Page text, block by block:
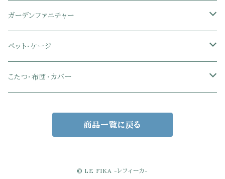
シングル
シングル
セミダブル
ダブル
ダブル
クイーン
キング
サイドワゴン・チェスト
木製デスク
ガラスデスク
幅101～120cmデスク
幅121～160cmデスク
メッシュオフィスチェア
革・レザー・合皮チェア
スチール脚チェア
木脚チェア
トイレ用品
トイレットペーパーホルダー
バス用品・バスマット
コーヒーサーバー
エコバッグ
玄関小物・傘
おもちゃ・キッズ収納
学習机・学習椅子
チェア・ベビーチェア・ソファ
その他のキッズ家具
シーリングファンライト
ペンダントライト
スポットライト
ドレープカーテン
レースカーテン
カーテンセット
ガーデンファニチャー
ガーデンフェンス・アーチ
ガーデンテーブル・チェア・ベンチ
サンシェード・日よけ
ペット・ケージ
ケージ
こたつ・布団・カバー
商品一覧に戻る
© LE FIKA -レフィーカ-